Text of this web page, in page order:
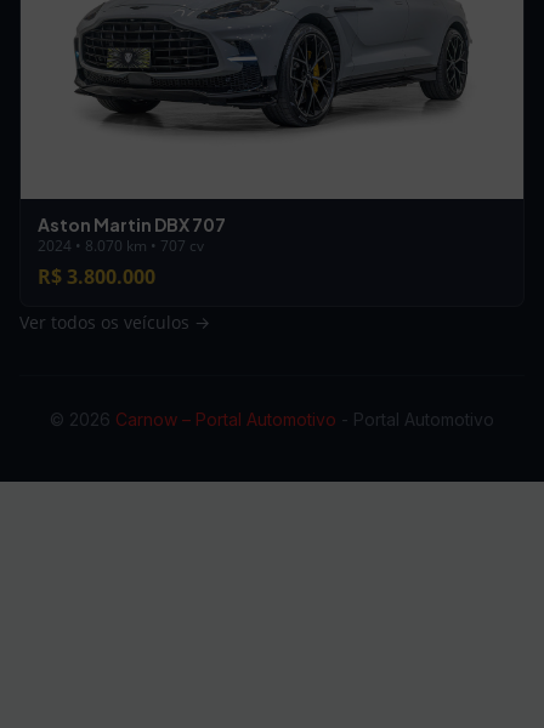
Aston Martin DBX 707
2024 • 8.070 km • 707 cv
R$ 3.800.000
Ver todos os veículos →
© 2026 Carnow – Portal Automotivo - Portal Automotivo